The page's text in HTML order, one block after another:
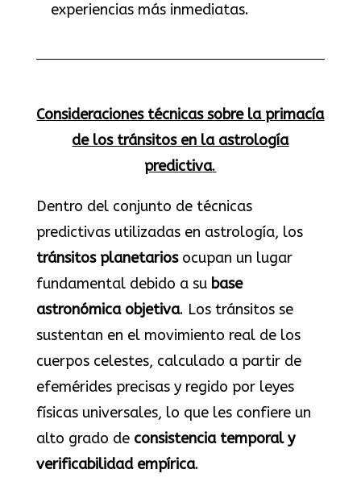
experiencias más inmediatas.
Consideraciones técnicas sobre la primacía
de los tránsitos en la astrología
predictiva.
Dentro del conjunto de técnicas
predictivas utilizadas en astrología, los
tránsitos planetariosocupan un lugar
fundamental debido a su base
astronómica objetiva. Los tránsitos se
sustentan en el movimiento real de los
cuerpos celestes, calculado a partir de
efemérides precisas y regido por leyes
físicas universales, lo que les confiere un
alto grado de consistencia temporal y
verificabilidad empírica.